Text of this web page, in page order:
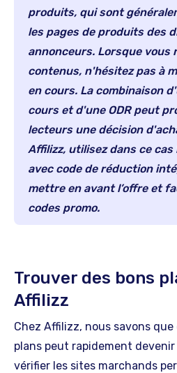
produits, qui sont
les pages de produits des
annonceurs. Lorsque vous
contenus, n'hésitez pas à
en cours. La combinaison
cours et d'une ODR peut
lecteurs une décision
Affilizz, utilisez dans ce
avec code de réduction
mettre en avant l’offre et
codes promo.
Trouver des bons
Affilizz
Chez Affilizz, nous savons
plans peut rapidement
vérifier les sites marchands